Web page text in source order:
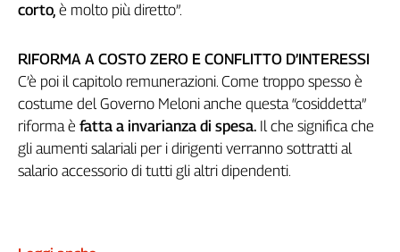
corto, è molto più diretto”.
RIFORMA A COSTO ZERO E CONFLITTO D’INTERESSI
C’è poi il capitolo remunerazioni. Come troppo spesso è
costume del Governo Meloni anche questa “cosiddetta”
riforma è fatta a invarianza di spesa. Il che significa che
gli aumenti salariali per i dirigenti verranno sottratti al
salario accessorio di tutti gli altri dipendenti.